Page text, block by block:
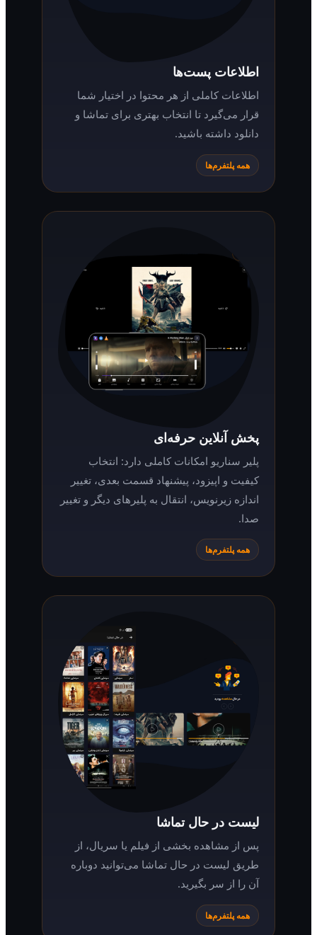
اطلاعات پست‌ها
اطلاعات کاملی از هر محتوا در اختیار شما
قرار می‌گیرد تا انتخاب بهتری برای تماشا و
دانلود داشته باشید.
همه پلتفرم‌ها
پخش آنلاین حرفه‌ای
پلیر سناریو امکانات کاملی دارد: انتخاب
کیفیت و اپیزود، پیشنهاد قسمت بعدی، تغییر
اندازه زیرنویس، انتقال به پلیرهای دیگر و تغییر
همه پلتفرم‌ها
لیست در حال تماشا
پس از مشاهده بخشی از فیلم یا سریال، از
طریق لیست در حال تماشا می‌توانید دوباره
آن را از سر بگیرید.
همه پلتفرم‌ها